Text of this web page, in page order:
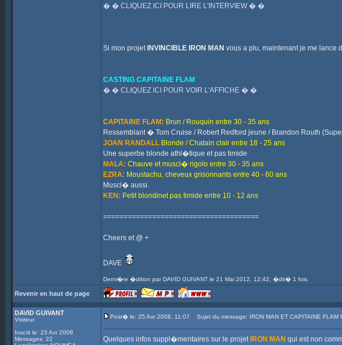
� � CLIQUEZ ICI POUR LIRE L'INTERVIEW � �
Si mon projet INVINCIBLE IRON MAN vous a plu, maintenant je me lance
CASTING CAPITAINE FLAM
� � CLIQUEZ ICI POUR VOIR L'AFFICHE � �
CAPITAINE FLAM: Brun / Rouquin entre 30 - 35 ans
Ressemblant � Tom Cruise / Robert Redford jeune / Brandon Routh
JOAN RANDALL Blonde / Chatain clair entre 18 - 25 ans
Une superbe blonde athl�tique et pas timide
MALA: Chauve et muscl� rigolo entre 30 - 35 ans
EZRA: Moustachu, cheveux grisonnants entre 40 - 60 ans
Muscl� aussi.
KEN: Petit blondinet pas timide entre 10 - 12 ans
======================================
Cheers et @ +
DAVE
Derni�re �dition par DAVID GUIVANT le 21 Mai 2012, 12:42; �dit� 1 fois
Revenir en haut de page
DAVID GUIVANT
Visiteur
Inscrit le: 23 Avr 2008
Messages: 22
Post� le: 25 Avr 2008, 11:07 Sujet du message: IRON MAN ET CAPITAINE FLAM
Quelques infos suppl�mentaires sur le projet IRON MAN qui est non